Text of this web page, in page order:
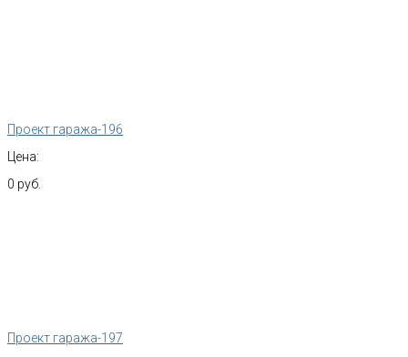
Проект гаража-196
Цена:
0 руб.
Проект гаража-197